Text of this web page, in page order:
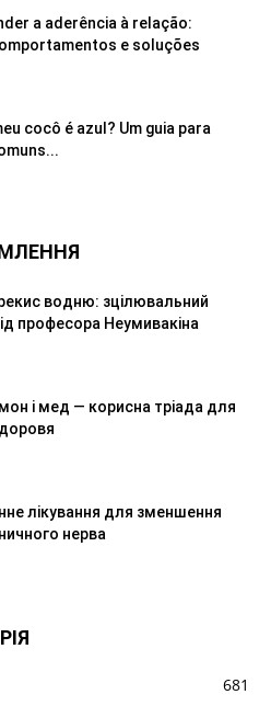
a aderência à relação:
e soluções
cocô é azul? Um guia para
водню: зцілювальний
професора Неумивакіна
і мед — корисна тріада для
лікування для зменшення
нерва
681